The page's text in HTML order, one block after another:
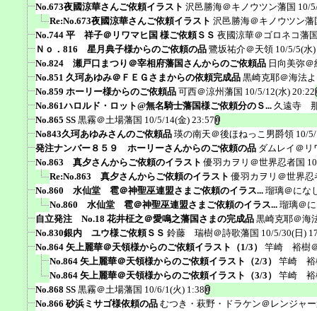
No.673夜國涼華さんご依頼イラスト 沢邑勝海＠キノウツン藩国 10/
Re:No.673夜國涼華さんご依頼イラスト 沢邑勝海＠キノウツン藩
No.744 平 祥子＠リワマヒ国 様ご依頼ＳＳ 夜國涼華＠ゴロネコ藩
Ｎｏ．816 星月典子様からのご依頼の品 鷺坂祐介＠天領 10/5/5(水
No.824 瀬戸口まつり＠宰相府藩国さんからのご依頼品 日向美弥
No.851 久珂あゆみ＠ＦＥＧさまからの依頼完成品 黒崎克耶＠海法
No.859 ホーリー様からのご依頼品 可西＠涼州藩国 10/5/12(水) 20:22
No.861ハロルド・ロット@無名騎士藩国様ご依頼分のＳ... 久遠寺
No.865 SS 黒霧＠土場藩国 10/5/14(金) 23:57
No843久珂あゆみさんのご依頼品 瑛の南天＠後ほねっこ男爵領 10/
発注ナンバー８５９ ホーリーさんからのご依頼の品 ダムレイ＠リ
No.863 真夕さんからご依頼のイラスト 優羽カヲリ＠世界忍者国
Re:No.863 真夕さんからご依頼のイラスト 優羽カヲリ＠世界忍
No.860 水仙堂 雹＠神聖巫連盟さまご依頼のイラス... 瑠璃＠にな
No.860 水仙堂 雹＠神聖巫連盟さまご依頼のイラス... 瑠璃＠
自立発注 No.18 花井柾之＠愛鳴之藩国さまの完成品 黒崎克耶＠海
No.830銀内 ユウ様ご依頼ＳＳ 鈴藤 瑞樹＠詩歌藩国 10/5/30(日)
No.864 矢上麗華＠天領様からのご依頼イラスト（1/3）
竿崎 裕樹
No.864 矢上麗華＠天領様からのご依頼イラスト（2/3）
竿崎 裕
No.864 矢上麗華＠天領様からのご依頼イラスト（3/3）
竿崎 裕
No.868 SS 黒霧＠土場藩国 10/6/1(火) 1:38
No.866 砂浜ミサゴ様依頼の品 むつき・萩野・ドラケン＠レンジャ